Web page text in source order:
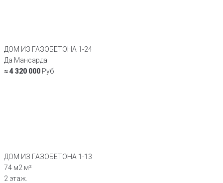
ДОМ ИЗ ГАЗОБЕТОНА 1-24
Да Мансарда
≈ 4 320 000 Руб
ДОМ ИЗ ГАЗОБЕТОНА 1-13
74 м2 м²
2 этаж.